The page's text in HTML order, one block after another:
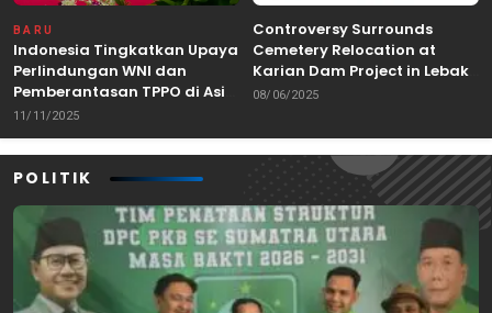
BARU
Indonesia Tingkatkan Upaya
Perlindungan WNI dan
Pemberantasan TPPO di Asia
Tenggara
11/11/2025
Controversy Surrounds
Cemetery Relocation at
Karian Dam Project in Lebak,
Banten
08/06/2025
POLITIK